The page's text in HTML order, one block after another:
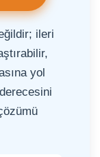
ileri
yol